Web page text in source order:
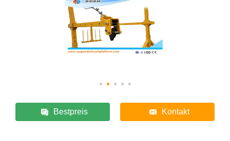
Bestpreis Kontakt